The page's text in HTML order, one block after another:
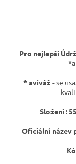
Pro nejlepší
* aviváž -se
Složení :
Oficiální název